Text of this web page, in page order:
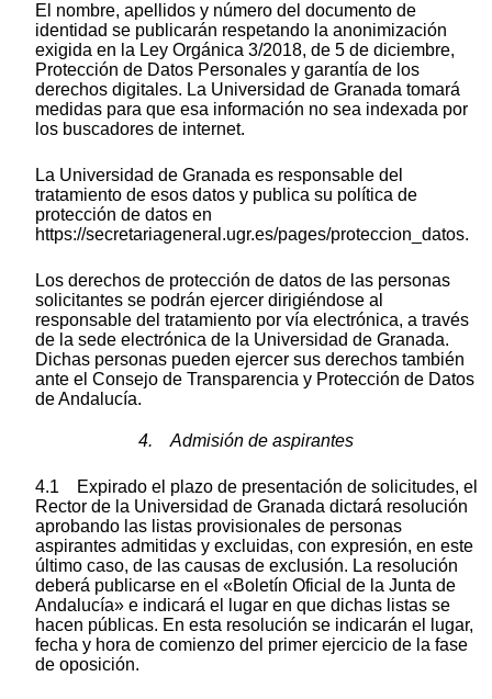
El nombre, apellidos y número del documento de
identidad se publicarán respetando la anonimización
exigida en la Ley Orgánica 3/2018, de 5 de diciembre,
Protección de Datos Personales y garantía de los
derechos digitales. La Universidad de Granada tomará
medidas para que esa información no sea indexada por
los buscadores de internet.
La Universidad de Granada es responsable del
tratamiento de esos datos y publica su política de
protección de datos en
https://secretariageneral.ugr.es/pages/proteccion_datos.
Los derechos de protección de datos de las personas
solicitantes se podrán ejercer dirigiéndose al
responsable del tratamiento por vía electrónica, a través
de la sede electrónica de la Universidad de Granada.
Dichas personas pueden ejercer sus derechos también
ante el Consejo de Transparencia y Protección de Datos
de Andalucía.
4. Admisión de aspirantes
4.1 Expirado el plazo de presentación de solicitudes, el
Rector de la Universidad de Granada dictará resolución
aprobando las listas provisionales de personas
aspirantes admitidas y excluidas, con expresión, en este
último caso, de las causas de exclusión. La resolución
deberá publicarse en el «Boletín Oficial de la Junta de
Andalucía» e indicará el lugar en que dichas listas se
hacen públicas. En esta resolución se indicarán el lugar,
fecha y hora de comienzo del primer ejercicio de la fase
de oposición.